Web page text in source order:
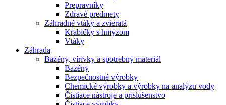
Prepravníky
Zdravé predmety
Záhradné vtáky a zvieratá
Krabičky s hmyzom
Vtáky
Záhrada
Bazény, vírivky a spotrebný materiál
Bazény
Bezpečnostné výrobky
Chemické výrobky a výrobky na analýzu vody
Čistiace nástroje a príslušenstvo